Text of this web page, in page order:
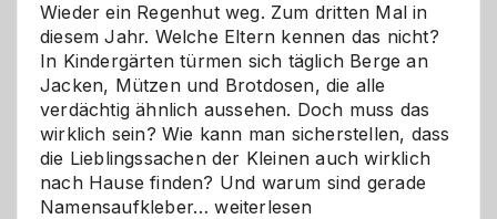
Wahl?
Wieder ein Regenhut weg. Zum dritten Mal in
diesem Jahr. Welche Eltern kennen das nicht?
In Kindergärten türmen sich täglich Berge an
Jacken, Mützen und Brotdosen, die alle
verdächtig ähnlich aussehen. Doch muss das
wirklich sein? Wie kann man sicherstellen, dass
die Lieblingssachen der Kleinen auch wirklich
nach Hause finden? Und warum sind gerade
Namensaufkleber…Namensaufkleber
weiterlesen